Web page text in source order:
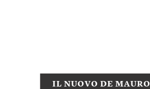
IL NUOVO DE MAURO